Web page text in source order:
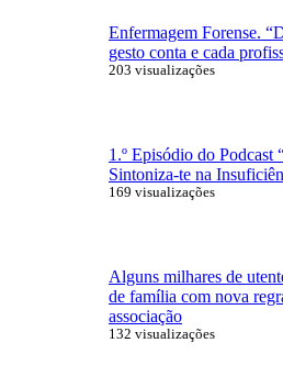
Enfermagem Forense.
gesto conta e cada
203 visualizações
1.º Episódio do Podcast
Sintoniza-te na
169 visualizações
Alguns milhares de
de família com nova
associação
132 visualizações